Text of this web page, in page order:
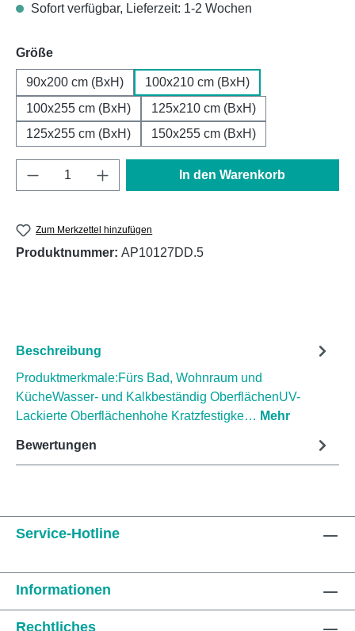
Sofort verfügbar, Lieferzeit: 1-2 Wochen
Größeauswählen
90x200 cm (BxH)
100x210 cm (BxH)
100x255 cm (BxH)
125x210 cm (BxH)
125x255 cm (BxH)
150x255 cm (BxH)
Produkt Anzahl: Gib den gewünschten
In den Warenkorb
Zum Merkzettel hinzufügen
Produktnummer: AP10127DD.5
Beschreibung
Produktmerkmale:Fürs Bad, Wohnraum und
KücheWasser- und Kalkbeständig OberflächenUV-
Lackierte Oberflächenhohe Kratzfestigke… Mehr
Bewertungen
Service-Hotline
Informationen
Rechtliches